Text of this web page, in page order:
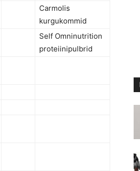
Carmolis
kurgukommid
Self Omninutrition
proteiinipulbrid